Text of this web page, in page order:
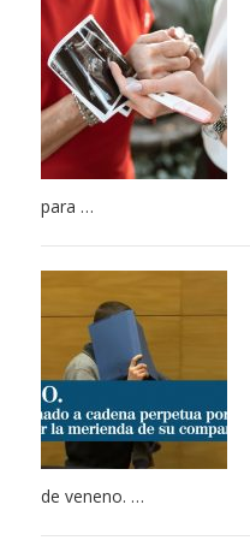
para …
de veneno. …